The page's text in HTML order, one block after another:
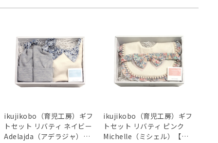
ikujikobo（育児工房）ギフ
トセット リバティ ネイビー
Adelajda（アデラジャ）
ikujikobo（育児工房）ギフ
トセット リバティ ピンク
Michelle（ミシェル）【ギ